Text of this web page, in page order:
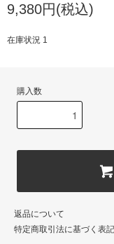
9,380円(税込)
在庫状況 1
購入数
返品について
特定商取引法に基づく表記